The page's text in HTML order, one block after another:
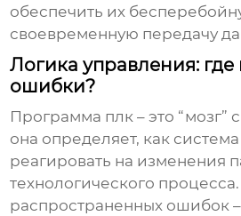
обеспечить их
своевременную передачу
Логика управления: где
ошибки?
Программа плк – это “мозг”
она определяет, как
реагировать на изменения
технологического
распространенных ошибок